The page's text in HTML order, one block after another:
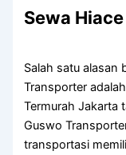
Sewa
Salah satu alasan
Transporter
Termurah Jakarta
Guswo
transportasi